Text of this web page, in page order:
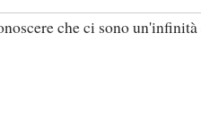
che ci sono un'infinità